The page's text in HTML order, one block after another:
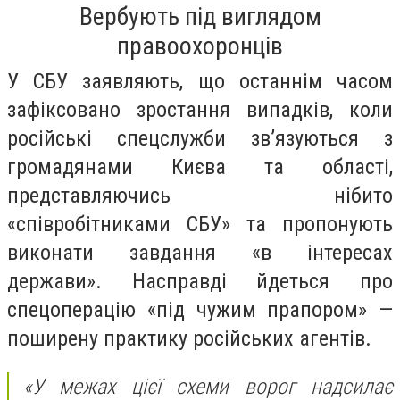
Вербують під виглядом
правоохоронців
У СБУ заявляють, що останнім часом
зафіксовано зростання випадків, коли
російські спецслужби зв’язуються з
громадянами Києва та області,
представляючись нібито
«співробітниками СБУ» та пропонують
виконати завдання «в інтересах
держави». Насправді йдеться про
спецоперацію «під чужим прапором» —
поширену практику російських агентів.
«У межах цієї схеми ворог надсилає